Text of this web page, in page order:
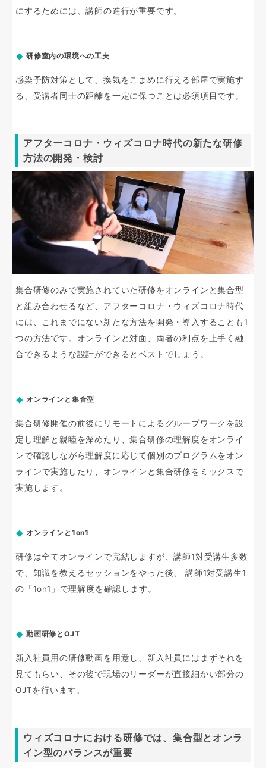
にするためには、講師の進行が重要です。
研修室内の環境への工夫
感染予防対策として、換気をこまめに行える部屋で実施す
る、受講者同士の距離を一定に保つことは必須項目です。
アフターコロナ・ウィズコロナ時代の新たな研修
方法の開発・検討
集合研修のみで実施されていた研修をオンラインと集合型
と組み合わせるなど、アフターコロナ・ウィズコロナ時代
には、これまでにない新たな方法を開発・導入することも1
つの方法です。オンラインと対面、両者の利点を上手く融
合できるような設計ができるとベストでしょう。
オンラインと集合型
集合研修開催の前後にリモートによるグループワークを設
定し理解と親睦を深めたり、集合研修の理解度をオンライ
ンで確認しながら理解度に応じて個別のプログラムをオン
ラインで実施したり、オンラインと集合研修をミックスで
実施します。
オンラインと1on1
研修は全てオンラインで完結しますが、講師1対受講生多数
で、知識を教えるセッションをやった後、 講師1対受講生1
の「1on1」で理解度を確認します。
動画研修とOJT
新入社員用の研修動画を用意し、新入社員にはまずそれを
見てもらい、その後で現場のリーダーが直接細かい部分の
OJTを行います。
ウィズコロナにおける研修では、集合型とオンラ
イン型のバランスが重要